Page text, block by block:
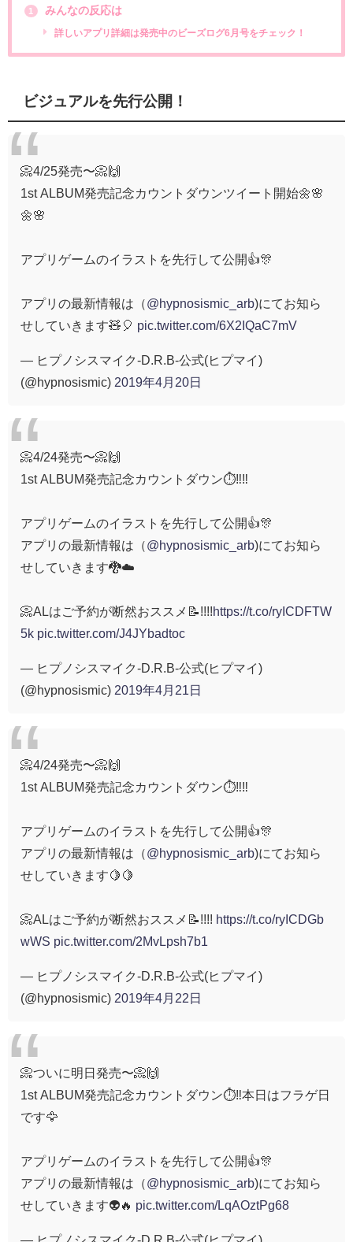
1 みんなの反応は
詳しいアプリ詳細は発売中のビーズログ6月号をチェック！
ビジュアルを先行公開！
📀4/25発売〜📀🙌
1st ALBUM発売記念カウントダウンツイート開始🌼🌸
🌼🌸
アプリゲームのイラストを先行して公開👍🎊
アプリの最新情報は（@hypnosismic_arb)にてお知ら
せしていきます🧸🎈 pic.twitter.com/6X2IQaC7mV
— ヒプノシスマイク-D.R.B-公式(ヒプマイ)
(@hypnosismic) 2019年4月20日
📀4/24発売〜📀🙌
1st ALBUM発売記念カウントダウン⏱‼️‼️
アプリゲームのイラストを先行して公開👍🎊
アプリの最新情報は（@hypnosismic_arb)にてお知ら
せしていきます🐉☁️
📀ALはご予約が断然おススメ📝!!!!https://t.co/ryICDFTW
5k pic.twitter.com/J4JYbadtoc
— ヒプノシスマイク-D.R.B-公式(ヒプマイ)
(@hypnosismic) 2019年4月21日
📀4/24発売〜📀🙌
1st ALBUM発売記念カウントダウン⏱‼️‼️
アプリゲームのイラストを先行して公開👍🎊
アプリの最新情報は（@hypnosismic_arb)にてお知ら
せしていきます🍋🍋
📀ALはご予約が断然おススメ📝!!!! https://t.co/ryICDGb
wWS pic.twitter.com/2MvLpsh7b1
— ヒプノシスマイク-D.R.B-公式(ヒプマイ)
(@hypnosismic) 2019年4月22日
📀ついに明日発売〜📀🙌
1st ALBUM発売記念カウントダウン⏱‼️本日はフラゲ日
です🦅
アプリゲームのイラストを先行して公開👍🎊
アプリの最新情報は（@hypnosismic_arb)にてお知ら
せしていきます👽🔥 pic.twitter.com/LqAOztPg68